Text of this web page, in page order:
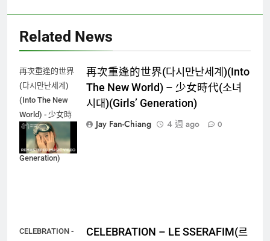
Related News
再次重逢的世界
(다시만난세계)
(Into The New
World) - 少女時
代(소녀시대)
(Girls'
Generation)
再次重逢的世界(다시만난세계)(Into
The New World) – 少女時代(소녀
시대)(Girls’ Generation)
Jay Fan-Chiang
4 週 ago 0
CELEBRATION -
CELEBRATION – LE SSERAFIM(르